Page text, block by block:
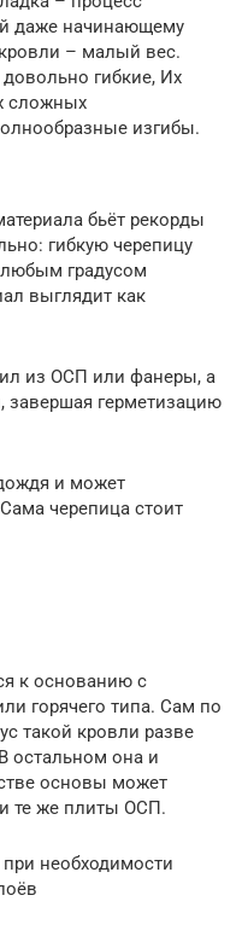
даже начинающему
– малый вес.
гибкие, Их
сложных
изгибы.
бьёт рекорды
гибкую черепицу
градусом
выглядит как
из ОСП или фанеры, а
завершая герметизацию
и может
черепица стоит
к основанию с
горячего типа. Сам по
такой кровли разве
остальном она и
основы может
те же плиты ОСП.
необходимости